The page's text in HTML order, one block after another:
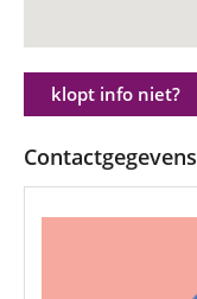
klopt info niet?
Contactgegevens